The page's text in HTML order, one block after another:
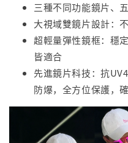
三種不同功能鏡片、
大視域雙鏡片設計：
超輕量彈性鏡框：穩
皆適合
先進鏡片科技：抗
防爆，全方位保護，